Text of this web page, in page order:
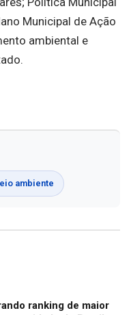
Municipal de Ação
ambiental e
ambiente
ranking de maior